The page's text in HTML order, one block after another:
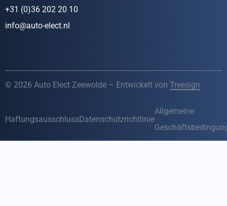
+31 (0)36 202 20 10
info@auto-elect.nl
© 2026 Auto Elect Zeewolde – Entwickelt von Treesign
HaftungsausschlussDatenschutzrichtlinie
Allgemeine